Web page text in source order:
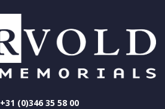
+31 (0)346 35 58 00